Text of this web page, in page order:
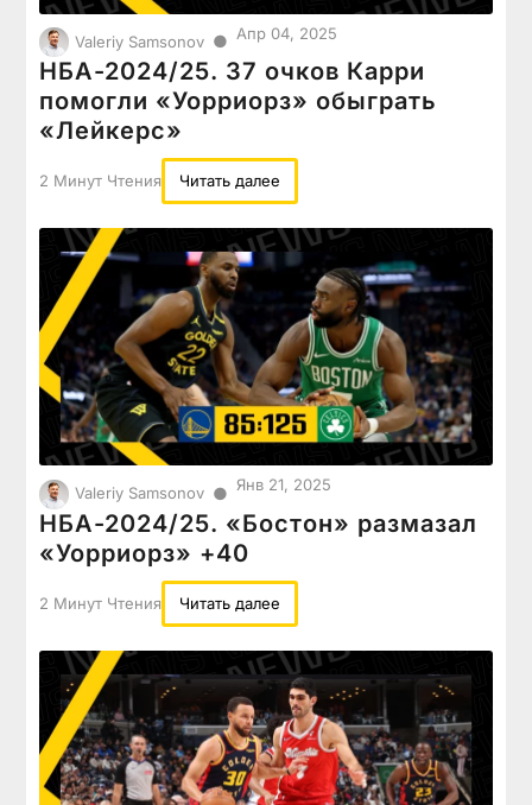
Valeriy Samsonov ● Апр 04, 2025
НБА-2024/25. 37 очков Карри
помогли «Уорриорз» обыграть
«Лейкерс»
2 Минут Чтения Читать далее
Valeriy Samsonov ● Янв 21, 2025
НБА-2024/25. «Бостон» размазал
«Уорриорз» +40
2 Минут Чтения Читать далее